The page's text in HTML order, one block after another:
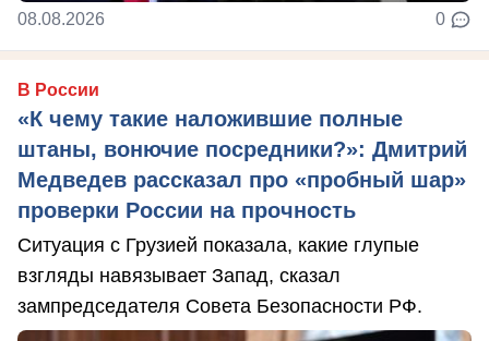
08.08.2026 0
В России
«К чему такие наложившие полные
штаны, вонючие посредники?»: Дмитрий
Медведев рассказал про «пробный шар»
проверки России на прочность
Ситуация с Грузией показала, какие глупые
взгляды навязывает Запад, сказал
зампредседателя Совета Безопасности РФ.